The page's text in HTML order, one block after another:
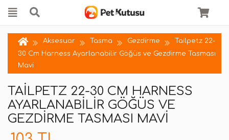
Aksesuar Tasma Gezdirme
Tailpetz 22-
30 Cm Harness Ayarlanabilir Göğüs ve Gezdirme Tasması
Mavi
TAILPETZ 22-30 CM HARNESS
AYARLANABILIR GÖĞÜS VE
GEZDIRME TASMASI MAVI